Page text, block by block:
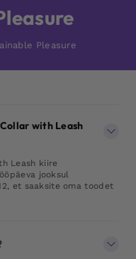
Pleasure
with Leash
Leash kiire
jooksul
et saaksite oma toodet